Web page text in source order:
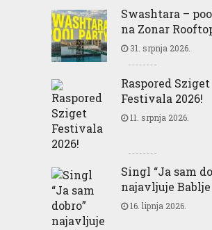
Swashtara –
na Zonar
31. srpnja 2026.
Raspored Sziget
Festivala 2026!
11. srpnja 2026.
Singl “Ja sam
najavljuje
16. lipnja 2026.